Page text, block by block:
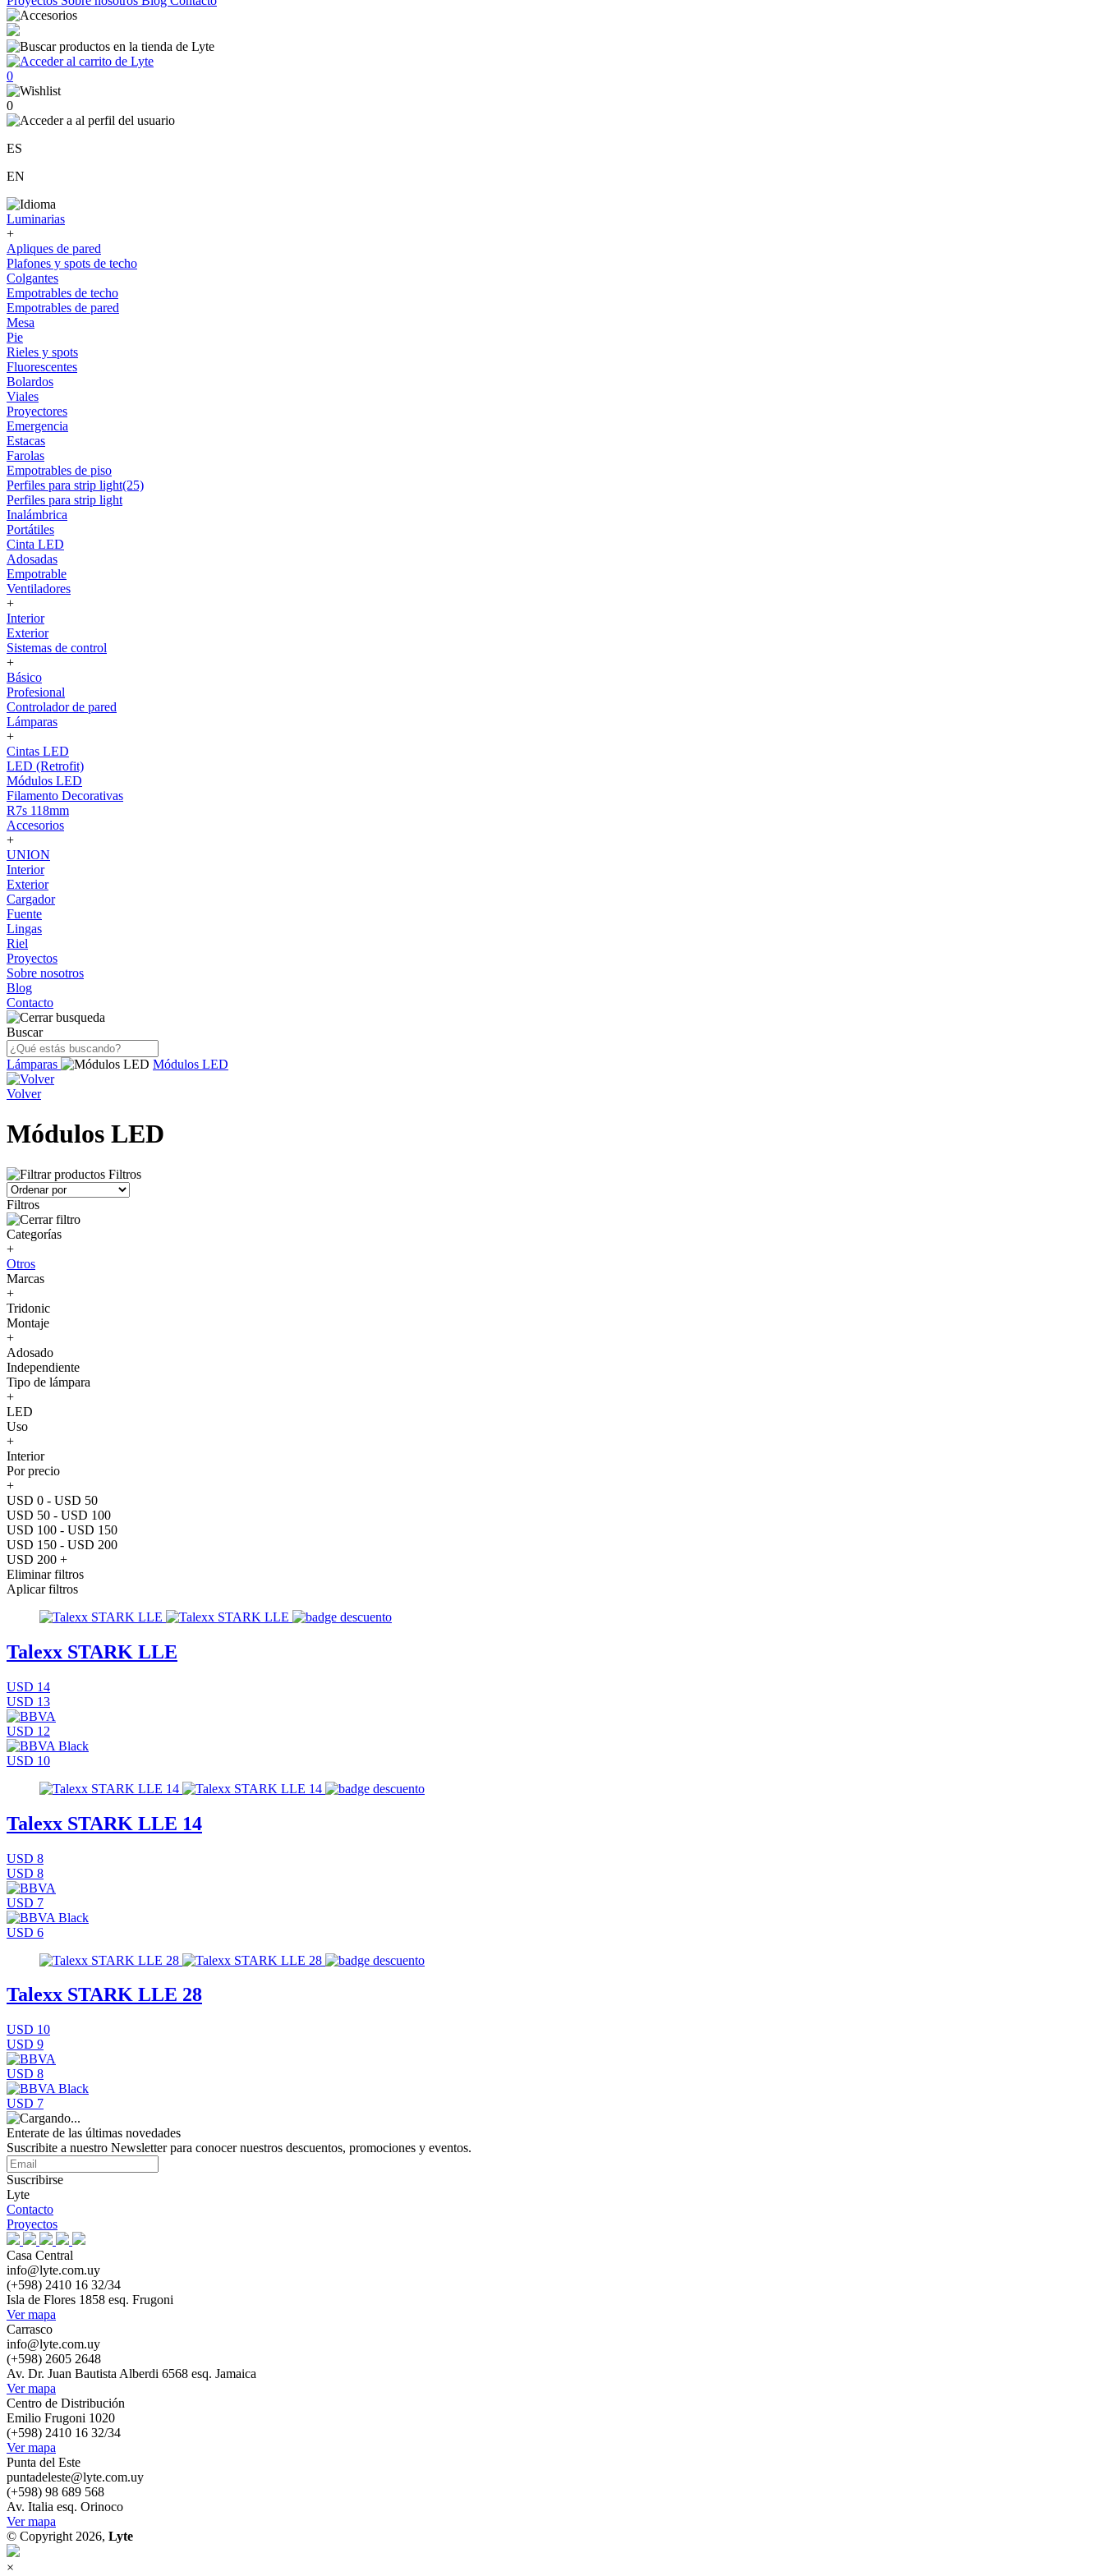
0
0
ES
EN
Luminarias
+
Apliques de pared
Plafones y spots de techo
Colgantes
Empotrables de techo
Empotrables de pared
Mesa
Pie
Rieles y spots
Fluorescentes
Bolardos
Viales
Proyectores
Emergencia
Estacas
Farolas
Empotrables de piso
Perfiles para strip light(25)
Perfiles para strip light
Inalámbrica
Portátiles
Cinta LED
Adosadas
Empotrable
Ventiladores
+
Interior
Exterior
Sistemas de control
+
Básico
Profesional
Controlador de pared
Lámparas
+
Cintas LED
LED (Retrofit)
Módulos LED
Filamento Decorativas
R7s 118mm
Accesorios
+
UNION
Interior
Exterior
Cargador
Fuente
Lingas
Riel
Proyectos
Sobre nosotros
Blog
Contacto
Buscar
Lámparas Módulos LED
Volver
Módulos LED
Filtros
Filtros
Categorías
+
Otros
Marcas
+
Tridonic
Montaje
+
Adosado
Independiente
Tipo de lámpara
+
LED
Uso
+
Interior
Por precio
+
USD 0 - USD 50
USD 50 - USD 100
USD 100 - USD 150
USD 150 - USD 200
USD 200 +
Eliminar filtros
Aplicar filtros
Talexx STARK LLE
USD 14
USD 13
USD 12
USD 10
Talexx STARK LLE 14
USD 8
USD 8
USD 7
USD 6
Talexx STARK LLE 28
USD 10
USD 9
USD 8
USD 7
Enterate de las últimas novedades
Suscribite a nuestro Newsletter para conocer nuestros descuentos, promociones y eventos.
Suscribirse
Lyte
Contacto
Proyectos
Casa Central
info@lyte.com.uy
(+598) 2410 16 32/34
Isla de Flores 1858 esq. Frugoni
Ver mapa
Carrasco
info@lyte.com.uy
(+598) 2605 2648
Av. Dr. Juan Bautista Alberdi 6568 esq. Jamaica
Ver mapa
Centro de Distribución
Emilio Frugoni 1020
(+598) 2410 16 32/34
Ver mapa
Punta del Este
puntadeleste@lyte.com.uy
(+598) 98 689 568
Av. Italia esq. Orinoco
Ver mapa
© Copyright 2026, Lyte
×